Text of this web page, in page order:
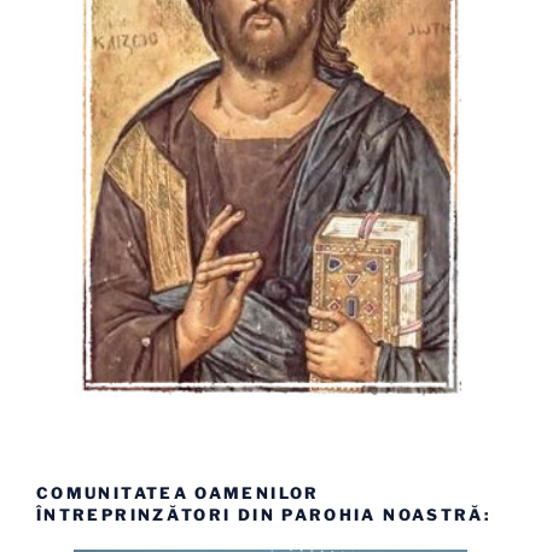
COMUNITATEA OAMENILOR
ÎNTREPRINZĂTORI DIN PAROHIA NOASTRĂ: